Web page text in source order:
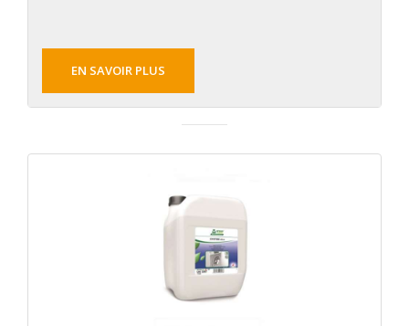
EN SAVOIR PLUS